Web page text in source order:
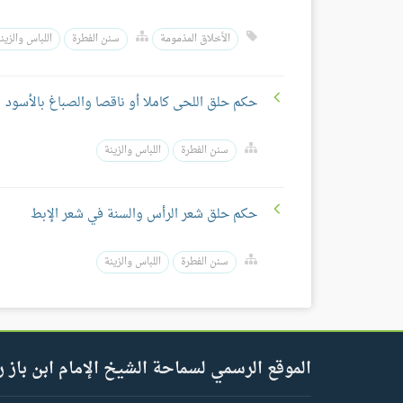
الأخلاق المذمومة سنن الفطرة اللباس
حكم حلق اللحى كاملا أو ناقصا والصباغ بالأسود
سنن الفطرة اللباس والزينة
حكم حلق شعر الرأس والسنة في شعر الإبط
سنن الفطرة اللباس والزينة
الموقع الرسمي لسماحة الشيخ الإمام ابن باز